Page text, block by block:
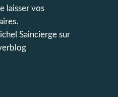
laisser vos
Sainciergesur